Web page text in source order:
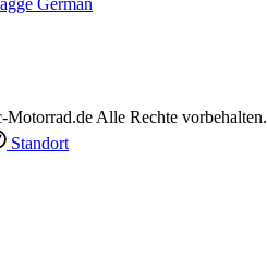
German‎
Alle Rechte vorbehalten.
Standort